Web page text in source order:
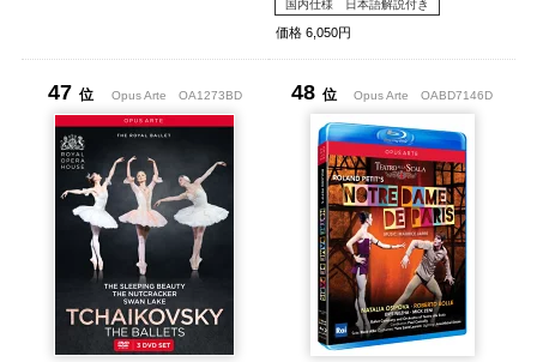
国内仕様 日本語解説付き
価格 6,050円
47 位 Opus Arte OA1273BD 48 位 Opus ArteOABD7146D